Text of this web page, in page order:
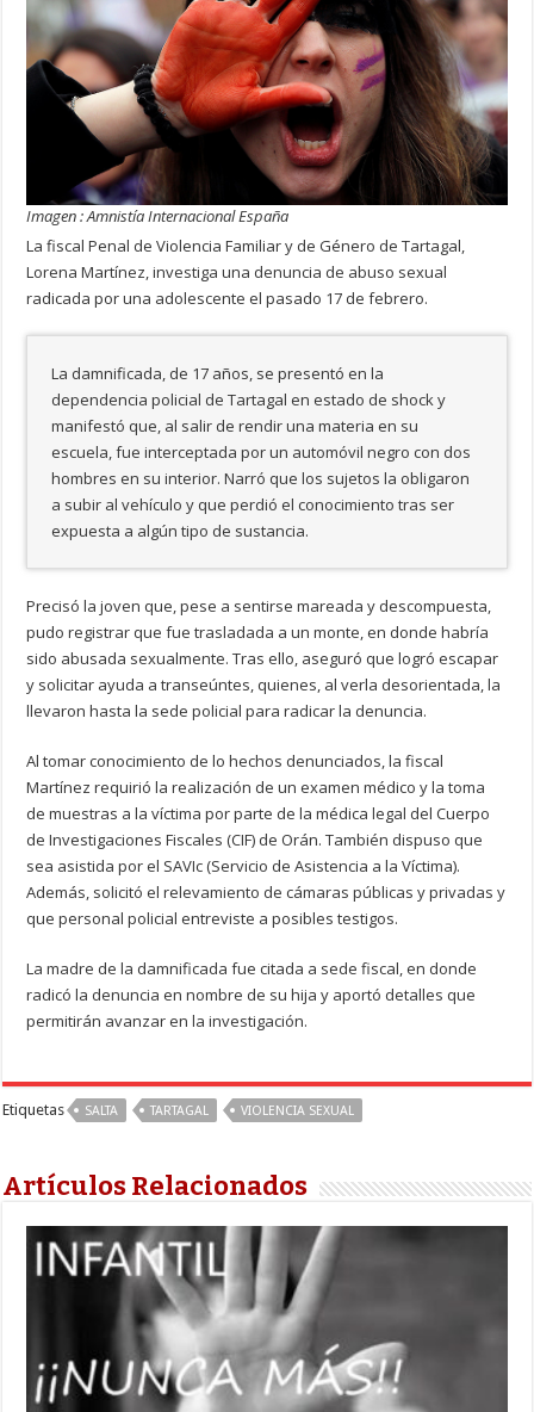
Imagen : Amnistía Internacional España
La fiscal Penal de Violencia Familiar y de Género de Tartagal,
Lorena Martínez, investiga una denuncia de abuso sexual
radicada por una adolescente el pasado 17 de febrero.
La damnificada, de 17 años, se presentó en la
dependencia policial de Tartagal en estado de shock y
manifestó que, al salir de rendir una materia en su
escuela, fue interceptada por un automóvil negro con dos
hombres en su interior. Narró que los sujetos la obligaron
a subir al vehículo y que perdió el conocimiento tras ser
expuesta a algún tipo de sustancia.
Precisó la joven que, pese a sentirse mareada y descompuesta,
pudo registrar que fue trasladada a un monte, en donde habría
sido abusada sexualmente. Tras ello, aseguró que logró escapar
y solicitar ayuda a transeúntes, quienes, al verla desorientada, la
llevaron hasta la sede policial para radicar la denuncia.
Al tomar conocimiento de lo hechos denunciados, la fiscal
Martínez requirió la realización de un examen médico y la toma
de muestras a la víctima por parte de la médica legal del Cuerpo
de Investigaciones Fiscales (CIF) de Orán. También dispuso que
sea asistida por el SAVIc (Servicio de Asistencia a la Víctima).
Además, solicitó el relevamiento de cámaras públicas y privadas y
que personal policial entreviste a posibles testigos.
La madre de la damnificada fue citada a sede fiscal, en donde
radicó la denuncia en nombre de su hija y aportó detalles que
permitirán avanzar en la investigación.
Etiquetas SALTA TARTAGAL VIOLENCIA SEXUAL
Artículos Relacionados